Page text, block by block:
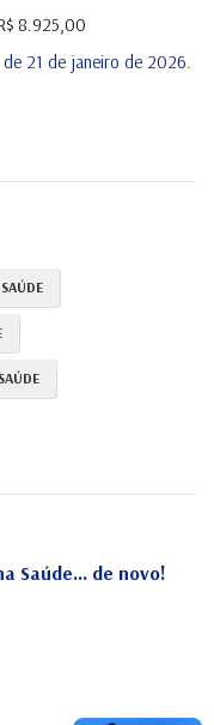
8.925,00
21 de janeiro de 2026.
Saúde... de novo!